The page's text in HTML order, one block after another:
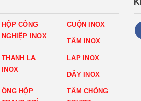
HỘP CÔNG
NGHIỆP INOX
CUỘN INOX
TẤM INOX
THANH LA
INOX
LAP INOX
DÂY INOX
ỐNG HỘP
TẤM CHỐNG